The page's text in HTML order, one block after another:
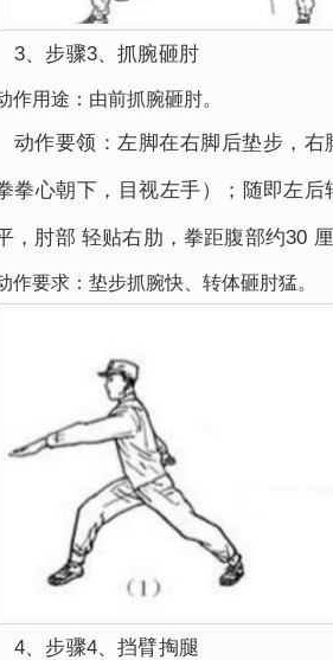
3、步骤3、抓腕砸肘
作用途：由前抓腕砸肘。
动作要领：左脚在右脚后垫步，
拳心朝下，目视左手）；随即左
，肘部 轻贴右肋，拳距腹部约30
作要求：垫步抓腕快、转体砸肘猛。
4、步骤4、挡臂掏腿